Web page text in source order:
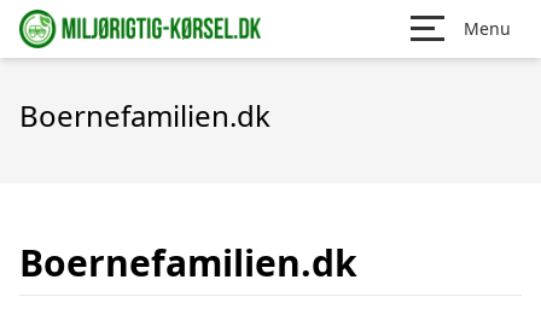
Menu
Boernefamilien.dk
Boernefamilien.dk